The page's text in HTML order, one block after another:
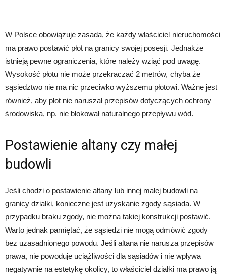
W Polsce obowiązuje zasada, że każdy właściciel nieruchomości
ma prawo postawić płot na granicy swojej posesji. Jednakże
istnieją pewne ograniczenia, które należy wziąć pod uwagę.
Wysokość płotu nie może przekraczać 2 metrów, chyba że
sąsiedztwo nie ma nic przeciwko wyższemu płotowi. Ważne jest
również, aby płot nie naruszał przepisów dotyczących ochrony
środowiska, np. nie blokował naturalnego przepływu wód.
Postawienie altany czy małej
budowli
Jeśli chodzi o postawienie altany lub innej małej budowli na
granicy działki, konieczne jest uzyskanie zgody sąsiada. W
przypadku braku zgody, nie można takiej konstrukcji postawić.
Warto jednak pamiętać, że sąsiedzi nie mogą odmówić zgody
bez uzasadnionego powodu. Jeśli altana nie narusza przepisów
prawa, nie powoduje uciążliwości dla sąsiadów i nie wpływa
negatywnie na estetykę okolicy, to właściciel działki ma prawo ją